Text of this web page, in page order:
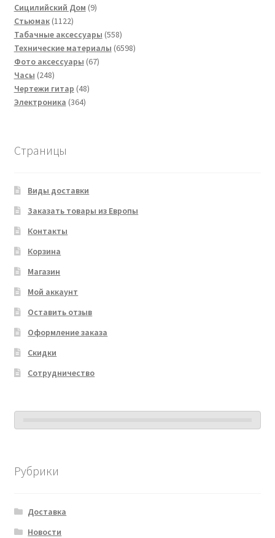
Сицилийский Дом 99
Стьюмак 11221122
товара
Табачные аксессуары 558558
товаров
Технические материалы 65986598
Фото аксессуары 6767
Часы 248248
товаров
Чертежи гитар 4848
Электроника 364364
Страницы
Виды доставки
Заказать товары из Европы
Контакты
Корзина
Магазин
Мой аккаунт
Оставить отзыв
Оформление заказа
Скидки
Сотрудничество
Рубрики
Доставка
Новости